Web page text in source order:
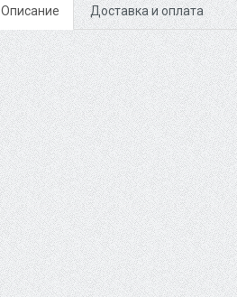
Описание Доставка и оплата